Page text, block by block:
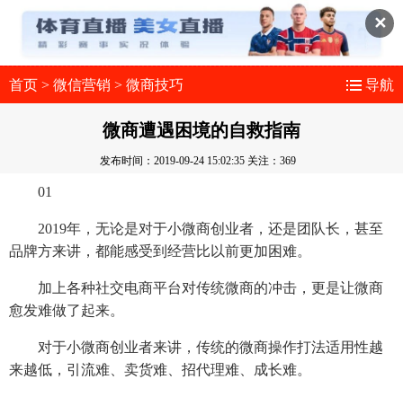
✕
首页 > 微信营销 > 微商技巧 导航
微商遭遇困境的自救指南
发布时间：2019-09-24 15:02:35 关注：369
01
2019年，无论是对于小微商创业者，还是团队长，甚至
品牌方来讲，都能感受到经营比以前更加困难。
加上各种社交电商平台对传统微商的冲击，更是让微商
愈发难做了起来。
对于小微商创业者来讲，传统的微商操作打法适用性越
来越低，引流难、卖货难、招代理难、成长难。